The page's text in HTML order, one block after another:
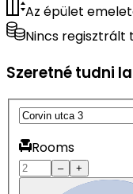
Az épület
Nincs regisztrált
Szeretné tudni
Rooms
– +